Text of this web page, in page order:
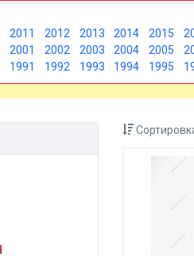
2011 2012 2013 2014 2015
2001 2002 2003 2004 2005
1991 1992 1993 1994 1995